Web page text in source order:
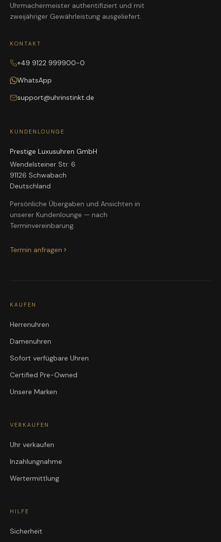
Uhrmachermeister authentifiziert und mit
zweijähriger Gewährleistung ausgeliefert.
KONTAKT
+49 9122 999900-0
WhatsApp
support@uhrinstinkt.de
KUNDENLOUNGE
Prestige Luxusuhren GmbH
Wendelsteiner Str. 6
91126 Schwabach
Deutschland
Persönliche Übergaben und Ansichten in
unserer Kundenlounge — nach
Terminvereinbarung.
Termin anfragen
KAUFEN
Herrenuhren
Damenuhren
Sofort verfügbare Uhren
Certified Pre-Owned
Unsere Marken
VERKAUFEN
Uhr verkaufen
Inzahlungnahme
Wertermittlung
HILFE
Sicherheit